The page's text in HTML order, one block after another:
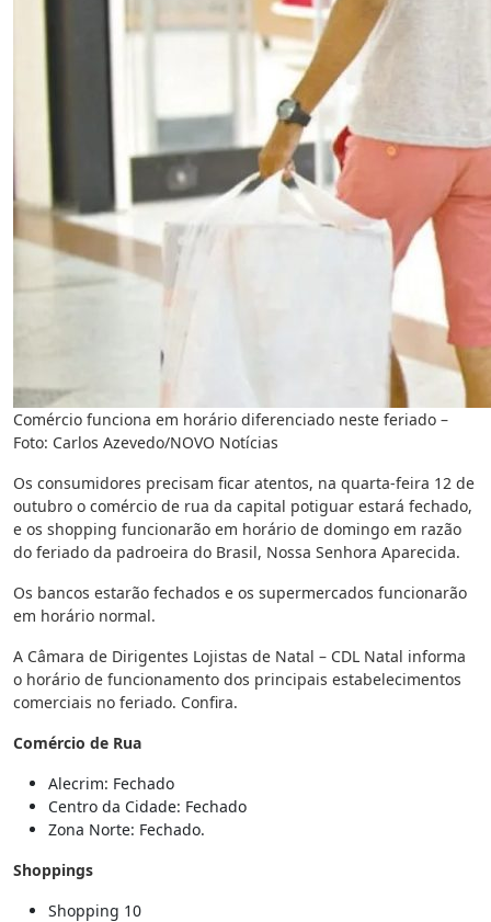
Comércio funciona em horário diferenciado neste feriado –
Foto: Carlos Azevedo/NOVO Notícias
Os consumidores precisam ficar atentos, na quarta-feira 12 de
outubro o comércio de rua da capital potiguar estará fechado,
e os shopping funcionarão em horário de domingo em razão
do feriado da padroeira do Brasil, Nossa Senhora Aparecida.
Os bancos estarão fechados e os supermercados funcionarão
em horário normal.
A Câmara de Dirigentes Lojistas de Natal – CDL Natal informa
o horário de funcionamento dos principais estabelecimentos
comerciais no feriado. Confira.
Comércio de Rua
Alecrim: Fechado
Centro da Cidade: Fechado
Zona Norte: Fechado.
Shoppings
Shopping 10